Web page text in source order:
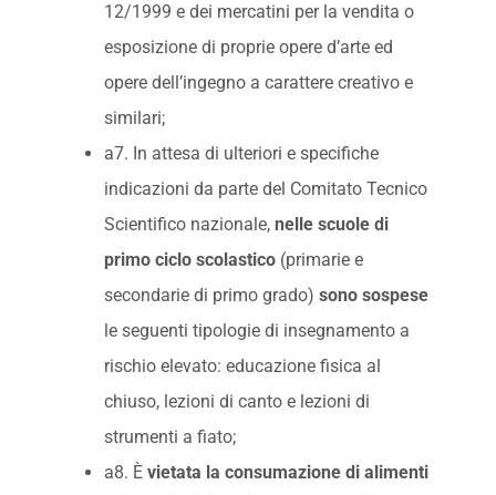
12/1999 e dei mercatini per la vendita o
esposizione di proprie opere d’arte ed
opere dell’ingegno a carattere creativo e
similari;
a7. In attesa di ulteriori e specifiche
indicazioni da parte del Comitato Tecnico
Scientifico nazionale, nelle scuole di
primo ciclo scolastico (primarie e
secondarie di primo grado) sono sospese
le seguenti tipologie di insegnamento a
rischio elevato: educazione fisica al
chiuso, lezioni di canto e lezioni di
strumenti a fiato;
a8. È vietata la consumazione di alimenti